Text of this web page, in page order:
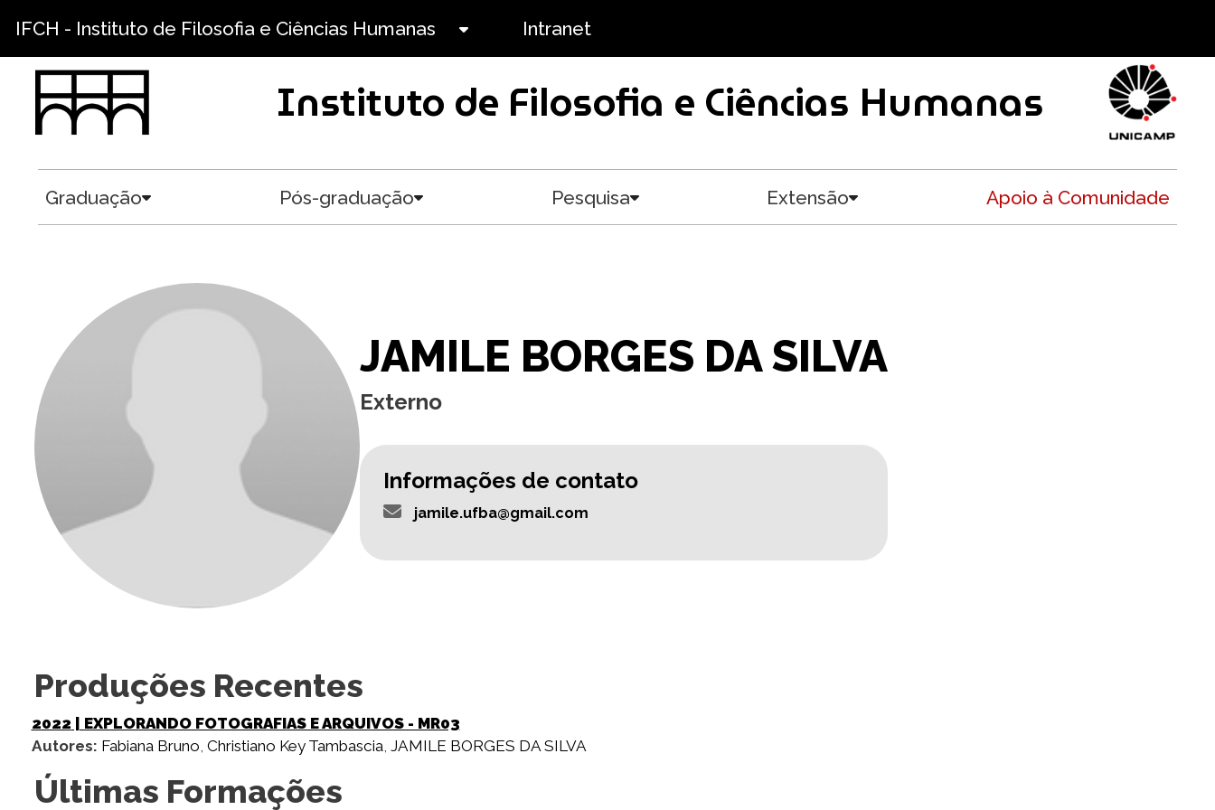
IFCH - Instituto de Filosofia e Ciências Humanas Intranet
Instituto de Filosofia e Ciências Humanas
Graduação Pós-graduação Pesquisa Extensão Apoio à Comunidade
JAMILE BORGES DA SILVA
Externo
Informações de contato
jamile.ufba@gmail.com
Produções Recentes
2022 | EXPLORANDO FOTOGRAFIAS E ARQUIVOS - MR03
Autores: Fabiana Bruno, Christiano Key Tambascia, JAMILE BORGES DA SILVA
Últimas Formações